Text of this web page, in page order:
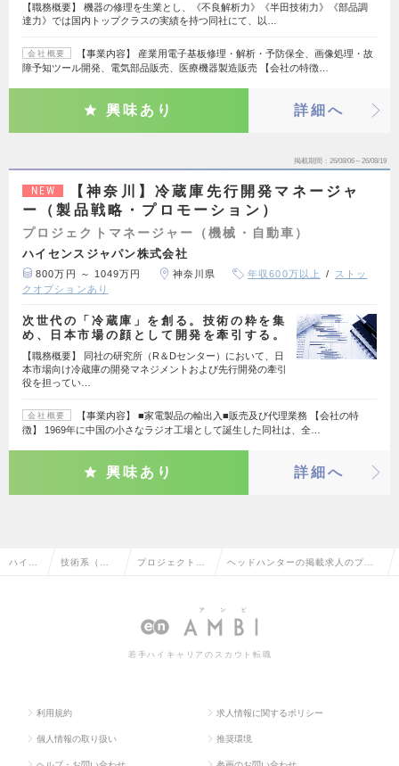
【職務概要】 機器の修理を生業とし、《不良解析力》《半田技術力》《部品調
達力》では国内トップクラスの実績を持つ同社にて、以…
会社概要
【事業内容】 産業用電子基板修理・解析・予防保全、画像処理・故
障予知ツール開発、電気部品販売、医療機器製造販売 【会社の特徴…
興味あり 詳細へ
掲載期間 26/08/06～26/08/19
NEW
【神奈川】冷蔵庫先行開発マネージャ
ー（製品戦略・プロモーション）
プロジェクトマネージャー（機械・自動車）
ハイセンスジャパン株式会社
800万円 ～ 1049万円 神奈川県 年収600万以上
ストッ
クオプションあり
次世代の「冷蔵庫」を創る。技術の粋を集
め、日本市場の顔として開発を牽引する。
【職務概要】 同社の研究所（R＆Dセンター）において、日
本市場向け冷蔵庫の開発マネジメントおよび先行開発の牽引
役を担ってい…
会社概要
【事業内容】 ■家電製品の輸出入■販売及び代理業務 【会社の特
徴】 1969年に中国の小さなラジオ工場として誕生した同社は、全…
興味あり 詳細へ
ハイク 技術系（機 プロジェクトマ
械・自動車）
ヘッドハンターの掲載求人のプロ
動車）の転職・求人情報一覧
若手ハイキャリアのスカウト転職
利用規約 求人情報に関するポリシー
個人情報の取り扱い 推奨環境